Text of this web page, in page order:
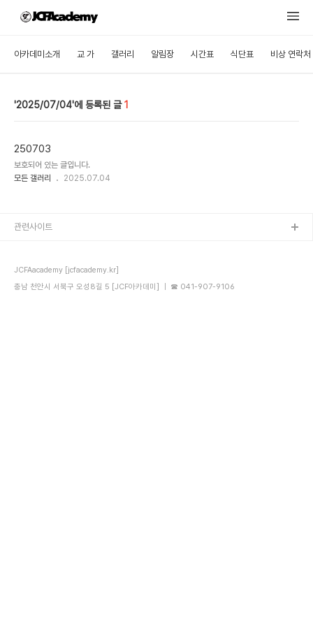
아카데미소개 교 가 갤러리 알림장 시간표 식단표 비상 연락처
2025/07/04 1
250703
보호되어 있는 글입니다.
모든 갤러리
2025.07.04
JCFAacademy [jcfacademy.kr]
충남 천안시 서북구 오성8길 5 [JCF아카데미] ｜ ☎ 041-907-9106
관련사이트